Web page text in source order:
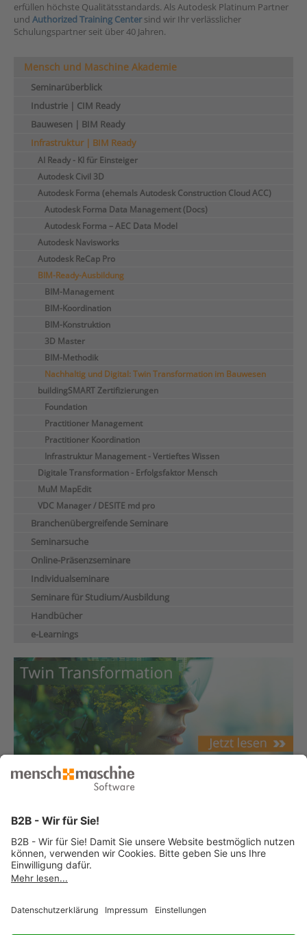
erfüllen höchste Qualitätsstandards. Als Autodesk Platinum Partner
und Authorized Training Centersind wir Ihr verlässlicher
Schulungspartner seit über 40 Jahren.
Mensch und Maschine Akademie
Seminarüberblick
Industrie | CIM Ready
Bauwesen | BIM Ready
Infrastruktur | BIM Ready
AI Ready - KI für Einsteiger
Autodesk Civil 3D
Autodesk Forma (ehemals Autodesk Construction Cloud ACC)
Autodesk Forma Data Management (Docs)
Autodesk Forma – AEC Data Model
Autodesk Navisworks
Autodesk ReCap Pro
BIM-Ready-Ausbildung
BIM-Management
BIM-Koordination
BIM-Konstruktion
3D Master
BIM-Methodik
Nachhaltig und Digital: Twin Transformation im Bauwesen
buildingSMART Zertifizierungen
Foundation
Practitioner Management
Practitioner Koordination
Infrastruktur Management - Vertieftes Wissen
Digitale Transformation - Erfolgsfaktor Mensch
MuM MapEdit
VDC Manager / DESITE md pro
Branchenübergreifende Seminare
Seminarsuche
Online-Präsenzseminare
Individualseminare
Seminare für Studium/Ausbildung
Handbücher
e-Learnings
© 2026 Mensch und Maschine -Impressum-Datenschutz